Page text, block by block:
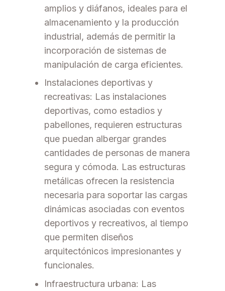
amplios y diáfanos, ideales para el
almacenamiento y la producción
industrial, además de permitir la
incorporación de sistemas de
manipulación de carga eficientes.
Instalaciones deportivas y
recreativas: Las instalaciones
deportivas, como estadios y
pabellones, requieren estructuras
que puedan albergar grandes
cantidades de personas de manera
segura y cómoda. Las estructuras
metálicas ofrecen la resistencia
necesaria para soportar las cargas
dinámicas asociadas con eventos
deportivos y recreativos, al tiempo
que permiten diseños
arquitectónicos impresionantes y
funcionales.
Infraestructura urbana: Las